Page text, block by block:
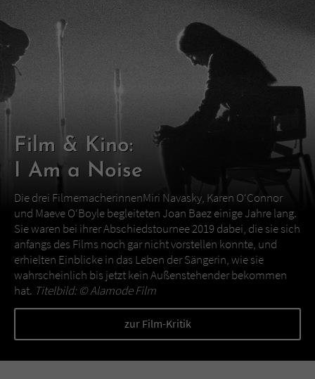
Film & Kino:
I Am a Noise
Die drei FilmemacherinnenMiri Navasky, Karen O‘Connor
und Maeve O‘Boyle begleiteten Joan Baez einige Jahre lang.
Sie waren bei ihrer Abschiedstournee 2019 dabei, die sie sich
anfangs des Films noch gar nicht vorstellen konnte, und
erhielten Einblicke in das Leben der Sängerin, wie sie
wahrscheinlich bis jetzt kein Außenstehender bekommen
hat. Titelbild: ©Alamode Film
zur Film-Kritik